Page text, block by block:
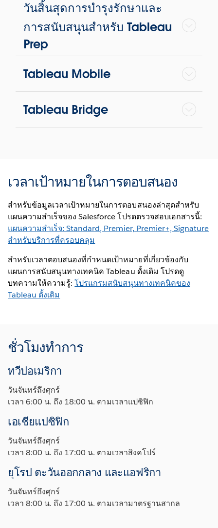
วันสิ้นสุดการบำรุงรักษาและ
การสนับสนุนสำหรับ Tableau
Prep
Tableau Mobile
Tableau Bridge
เวลาเป้าหมายในการตอบสนอง
สำหรับข้อมูลเวลาเป้าหมายในการตอบสนองล่าสุดสำหรับ
แผนความสำเร็จของ Salesforce โปรดตรวจสอบเอกสารนี้:
แผนความสำเร็จ: Standard, Premier, Premier+, Signature
สำหรับบริการที่ครอบคลุม
สำหรับเวลาตอบสนองที่กำหนดเป้าหมายที่เกี่ยวข้องกับ
แผนการสนับสนุนทางเทคนิค Tableau ดั้งเดิม โปรดดู
บทความให้ความรู้:โปรแกรมสนับสนุนทางเทคนิคของ
Tableau ดั้งเดิม
ชั่วโมงทำการ
ทวีปอเมริกา
วันจันทร์ถึงศุกร์
เวลา 6:00 น. ถึง 18:00 น. ตามเวลาแปซิฟิก
เอเชียแปซิฟิก
วันจันทร์ถึงศุกร์
เวลา 8:00 น. ถึง 17:00 น. ตามเวลาสิงคโปร์
ยุโรป ตะวันออกกลาง และแอฟริกา
วันจันทร์ถึงศุกร์
เวลา 8:00 น. ถึง 17:00 น. ตามเวลามาตรฐานสากล